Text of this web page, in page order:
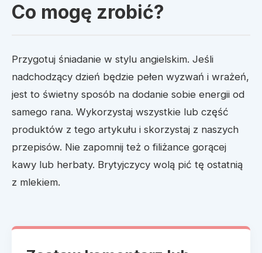
Co mogę zrobić?
Przygotuj śniadanie w stylu angielskim. Jeśli
nadchodzący dzień będzie pełen wyzwań i wrażeń,
jest to świetny sposób na dodanie sobie energii od
samego rana. Wykorzystaj wszystkie lub część
produktów z tego artykułu i skorzystaj z naszych
przepisów. Nie zapomnij też o filiżance gorącej
kawy lub herbaty. Brytyjczycy wolą pić tę ostatnią
z mlekiem.